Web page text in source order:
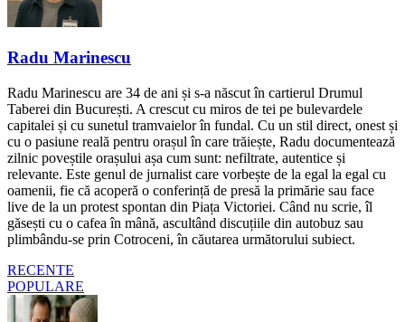
Radu Marinescu
Radu Marinescu are 34 de ani și s-a născut în cartierul Drumul
Taberei din București. A crescut cu miros de tei pe bulevardele
capitalei și cu sunetul tramvaielor în fundal. Cu un stil direct, onest și
cu o pasiune reală pentru orașul în care trăiește, Radu documentează
zilnic poveștile orașului așa cum sunt: nefiltrate, autentice și
relevante. Este genul de jurnalist care vorbește de la egal la egal cu
oamenii, fie că acoperă o conferință de presă la primărie sau face
live de la un protest spontan din Piața Victoriei. Când nu scrie, îl
găsești cu o cafea în mână, ascultând discuțiile din autobuz sau
plimbându-se prin Cotroceni, în căutarea următorului subiect.
RECENTE
POPULARE